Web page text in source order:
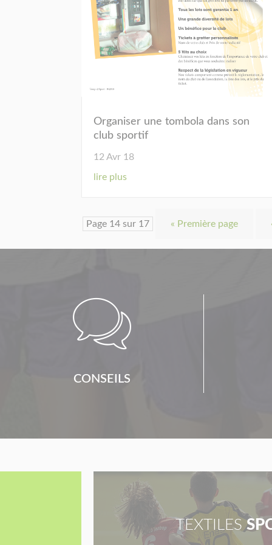
Organiser une tombola dans son
club sportif
12 Avr 18
lire plus
Page 14 sur 17 « Première page

CONSEILS
TEXTILES